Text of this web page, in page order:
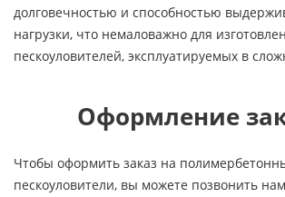
долговечностью и способностью
нагрузки, что немаловажно для
пескоуловителей, эксплуатируемых в
Оформление
Чтобы оформить заказ на
пескоуловители, вы можете позвонить